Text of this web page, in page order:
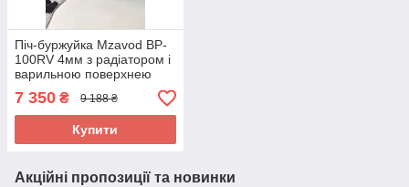
Піч-буржуйка Mzavod BP-
100RV 4мм з радіатором і
варильною поверхнею
5мм
7 350 ₴ 9 188 ₴
Купити
Акційні пропозиції та новинки